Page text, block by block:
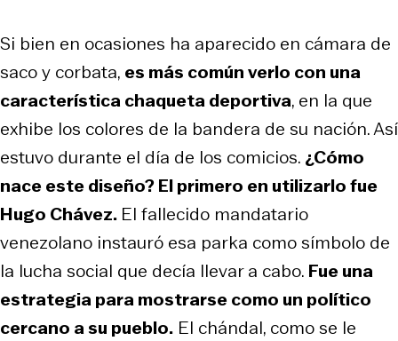
Si bien en ocasiones ha aparecido en cámara de
saco y corbata, es más común verlo con una
característica chaqueta deportiva, en la que
exhibe los colores de la bandera de su nación. Así
estuvo durante el día de los comicios. ¿Cómo
nace este diseño? El primero en utilizarlo fue
Hugo Chávez. El fallecido mandatario
venezolano instauró esa parka como símbolo de
la lucha social que decía llevar a cabo. Fue una
estrategia para mostrarse como un político
cercano a su pueblo. El chándal, como se le